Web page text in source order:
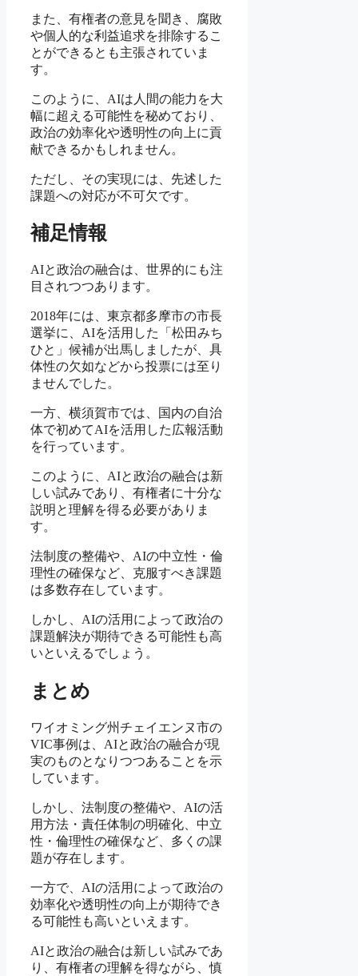
また、有権者の意見を聞き、腐敗
や個人的な利益追求を排除するこ
とができるとも主張されていま
す。
このように、AIは人間の能力を大
幅に超える可能性を秘めており、
政治の効率化や透明性の向上に貢
献できるかもしれません。
ただし、その実現には、先述した
課題への対応が不可欠です。
補足情報
AIと政治の融合は、世界的にも注
目されつつあります。
2018年には、東京都多摩市の市長
選挙に、AIを活用した「松田みち
ひと」候補が出馬しましたが、具
体性の欠如などから投票には至り
ませんでした。
一方、横須賀市では、国内の自治
体で初めてAIを活用した広報活動
を行っています。
このように、AIと政治の融合は新
しい試みであり、有権者に十分な
説明と理解を得る必要がありま
す。
法制度の整備や、AIの中立性・倫
理性の確保など、克服すべき課題
は多数存在しています。
しかし、AIの活用によって政治の
課題解決が期待できる可能性も高
いといえるでしょう。
まとめ
ワイオミング州チェイエンヌ市の
VIC事例は、AIと政治の融合が現
実のものとなりつつあることを示
しています。
しかし、法制度の整備や、AIの活
用方法・責任体制の明確化、中立
性・倫理性の確保など、多くの課
題が存在します。
一方で、AIの活用によって政治の
効率化や透明性の向上が期待でき
る可能性も高いといえます。
AIと政治の融合は新しい試みであ
り、有権者の理解を得ながら、慎